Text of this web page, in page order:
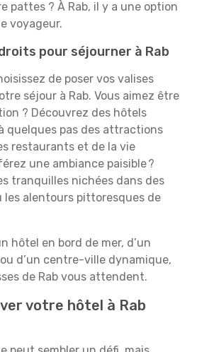
pattes ? À Rab, il y a une option
voyageur.
pour séjourner à Rab
de poser vos valises
séjour à Rab. Vous aimez être
? Découvrez des hôtels
quelques pas des attractions
restaurants et de la vie
une ambiance paisible ?
tranquilles nichées dans des
les alentours pittoresques de
hôtel en bord de mer, d’un
d’un centre-ville dynamique,
de Rab vous attendent.
votre hôtel à Rab